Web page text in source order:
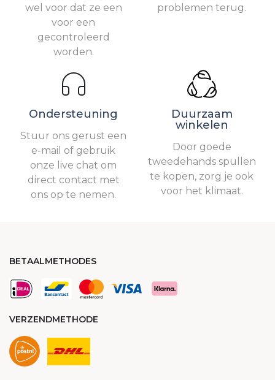
wel voor dat ze een
voor een
gecontroleerd
worden.
problemen terug.
Ondersteuning
Stuur ons gerust een
e-mail of gebruik
onze live chat om
direct contact met
ons op te nemen.
Duurzaam
winkelen
Door goede
tweedehands spullen
te kopen, zorg je ook
voor het klimaat.
BETAALMETHODES
VERZENDMETHODE